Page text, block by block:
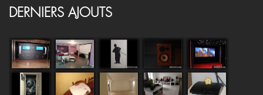
DERNIERS AJOUTS